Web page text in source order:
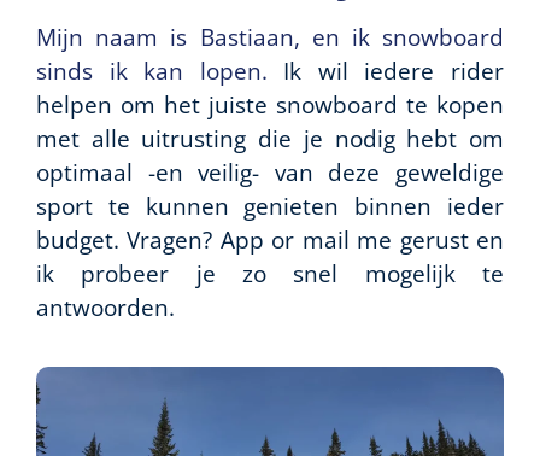
Mijn naam is Bastiaan, en ik snowboard
sinds ik kan lopen. Ik wil iedere rider
helpen om het juiste snowboard te kopen
met alle uitrusting die je nodig hebt om
optimaal -en veilig- van deze geweldige
sport te kunnen genieten binnen ieder
budget. Vragen? App or mail me gerust en
ik probeer je zo snel mogelijk te
antwoorden.